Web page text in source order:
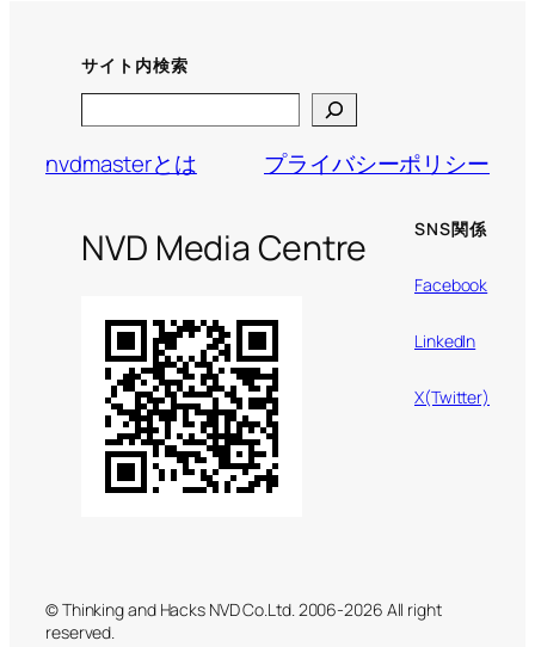
サイト内検索
nvdmasterとは
プライバシーポリシー
NVD Media Centre SNS関係
Facebook
LinkedIn
X(Twitter)
© Thinking and Hacks NVD Co.Ltd. 2006-2026 All right
reserved.